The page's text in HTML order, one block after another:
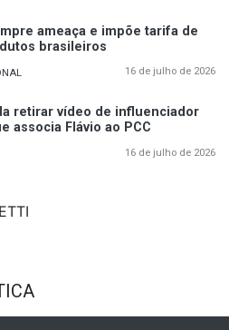
ameaça e impõe tarifa de
brasileiros
16 de julho de 2026
retirar vídeo de influenciador
associa Flávio ao PCC
16 de julho de 2026